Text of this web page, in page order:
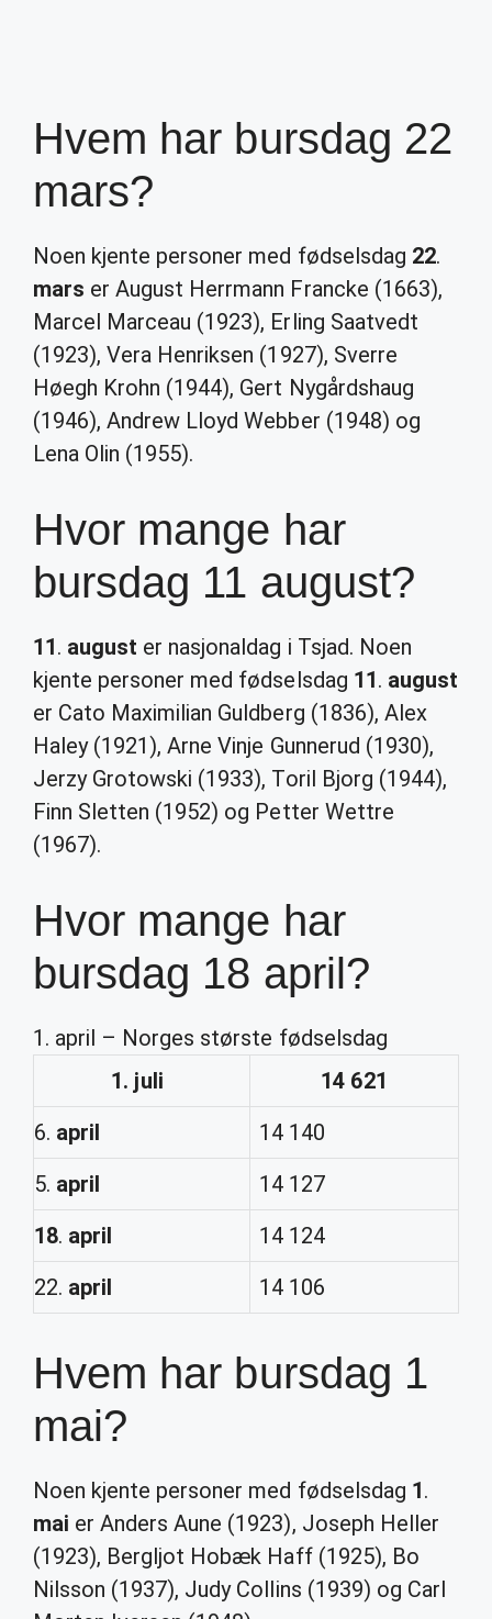
Hvem har bursdag 22
mars?
Noen kjente personer med fødselsdag 22.
mars er August Herrmann Francke (1663),
Marcel Marceau (1923), Erling Saatvedt
(1923), Vera Henriksen (1927), Sverre
Høegh Krohn (1944), Gert Nygårdshaug
(1946), Andrew Lloyd Webber (1948) og
Lena Olin (1955).
Hvor mange har
bursdag 11 august?
11. august er nasjonaldag i Tsjad. Noen
kjente personer med fødselsdag 11. august
er Cato Maximilian Guldberg (1836), Alex
Haley (1921), Arne Vinje Gunnerud (1930),
Jerzy Grotowski (1933), Toril Bjorg (1944),
Finn Sletten (1952) og Petter Wettre
(1967).
Hvor mange har
bursdag 18 april?
1. april – Norges største fødselsdag
1. juli
14 621
6. april
14 140
5. april
14 127
18. april
14 124
22. april 14 106
Hvem har bursdag 1
mai?
Noen kjente personer med fødselsdag 1.
mai er Anders Aune (1923), Joseph Heller
(1923), Bergljot Hobæk Haff (1925), Bo
Nilsson (1937), Judy Collins (1939) og Carl